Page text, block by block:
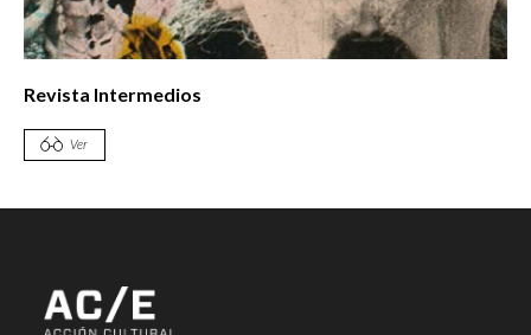
Revista Intermedios
Ver